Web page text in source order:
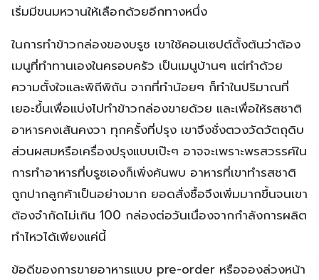
เริ่มมีขนมหวานให้เลือกด้วยอีกทางหนึ่ง
ในการทำข้าวกล่องของบรูซ เขาใช้คอนเซปต์ตั้งต้นว่าต้อง
เมนูที่ทำทานเองในครอบครัว เป็นเมนูบ้านๆ แต่ทำด้วย
ความตั้งใจและพิถีพิถัน จากที่ทำน้อยๆ ก็ทำในปริมาณที่
เยอะขึ้นเพื่อแบ่งไปทำข้าวกล่องขายด้วย และเพื่อให้รสชาติ
อาหารคงเส้นคงวา ทุกครั้งที่ปรุง เขาจึงชั่งตวงวัดวัตถุดิบ
ส่วนผสมหรือเครื่องปรุงแบบเป๊ะๆ อาจจะเพราะพรสวรรค์ใน
การทำอาหารที่บรูซเองก็เพิ่งค้นพบ อาหารที่เขาทำรสชาติ
ถูกปากลูกค้าเป็นอย่างมาก ยอดสั่งซื้อจึงเพิ่มมากขึ้นจนเขา
ต้องจำกัดไม่เกิน 100 กล่องต่อวันเนื่องจากกำลังการผลิต
ทำไหวได้เพียงแค่นี้
ข้อดีของการขายอาหารแบบ pre-order หรือจองล่วงหน้า